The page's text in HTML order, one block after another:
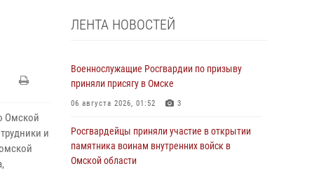
Омской
и
ЛЕНТА НОВОСТЕЙ
Военнослужащие Росгвардии по призыву
приняли присягу в Омске
06 августа 2026, 01:52 3
Росгвардейцы приняли участие в открытии
памятника воинам внутренних войск в
Омской области